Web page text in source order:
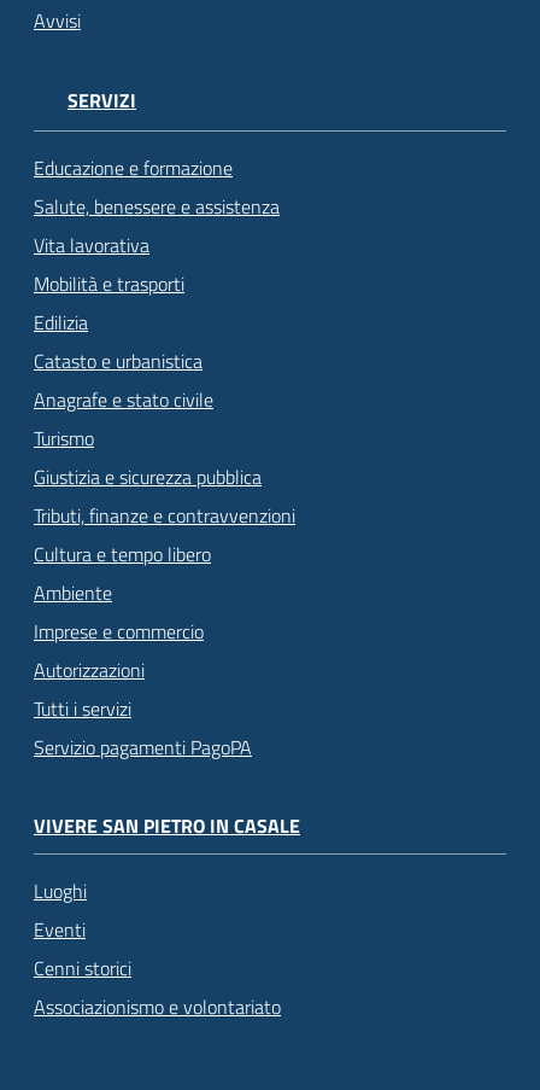
Avvisi
SERVIZI
Educazione e formazione
Salute, benessere e assistenza
Vita lavorativa
Mobilità e trasporti
Edilizia
Catasto e urbanistica
Anagrafe e stato civile
Turismo
Giustizia e sicurezza pubblica
Tributi, finanze e contravvenzioni
Cultura e tempo libero
Ambiente
Imprese e commercio
Autorizzazioni
Tutti i servizi
Servizio pagamenti PagoPA
VIVERE SAN PIETRO IN CASALE
Luoghi
Eventi
Cenni storici
Associazionismo e volontariato